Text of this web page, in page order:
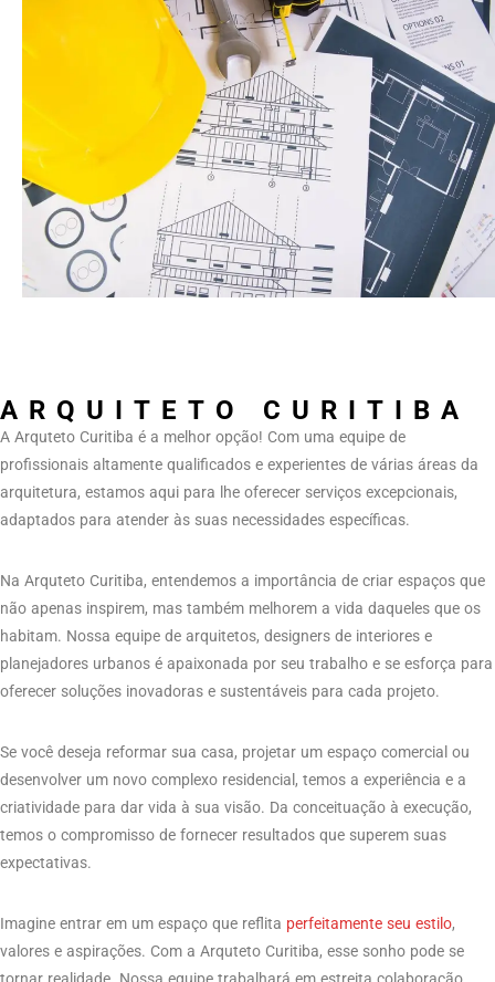
ARQUITETO CURITIBA
A Arquteto Curitiba é a melhor opção! Com uma equipe de
profissionais altamente qualificados e experientes de várias áreas da
arquitetura, estamos aqui para lhe oferecer serviços excepcionais,
adaptados para atender às suas necessidades específicas.
Na Arquteto Curitiba, entendemos a importância de criar espaços que
não apenas inspirem, mas também melhorem a vida daqueles que os
habitam. Nossa equipe de arquitetos, designers de interiores e
planejadores urbanos é apaixonada por seu trabalho e se esforça para
oferecer soluções inovadoras e sustentáveis para cada projeto.
Se você deseja reformar sua casa, projetar um espaço comercial ou
desenvolver um novo complexo residencial, temos a experiência e a
criatividade para dar vida à sua visão. Da conceituação à execução,
temos o compromisso de fornecer resultados que superem suas
expectativas.
Imagine entrar em um espaço que reflita perfeitamente seu estilo,
valores e aspirações. Com a Arquteto Curitiba, esse sonho pode se
tornar realidade. Nossa equipe trabalhará em estreita colaboração